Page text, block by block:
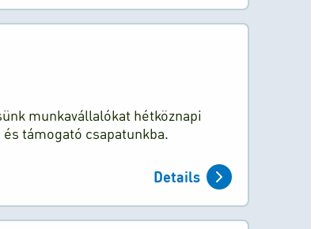
munkavállalókat hétköznapi
támogató csapatunkba.
Details